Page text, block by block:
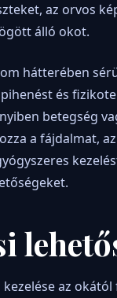
az orvos
álló okot.
hátterében
és
betegség
a fájdalmat,
az okától